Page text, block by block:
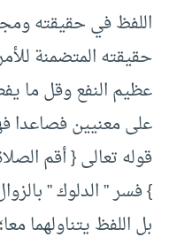
اللفظ في حقيقته
حقيقته المتضمنة
عظيم النفع وقل ما
على معنيين فصاعدا
قوله تعالى { أقم
} فسر ” الدلوك ”
بل اللفظ يتناولهما